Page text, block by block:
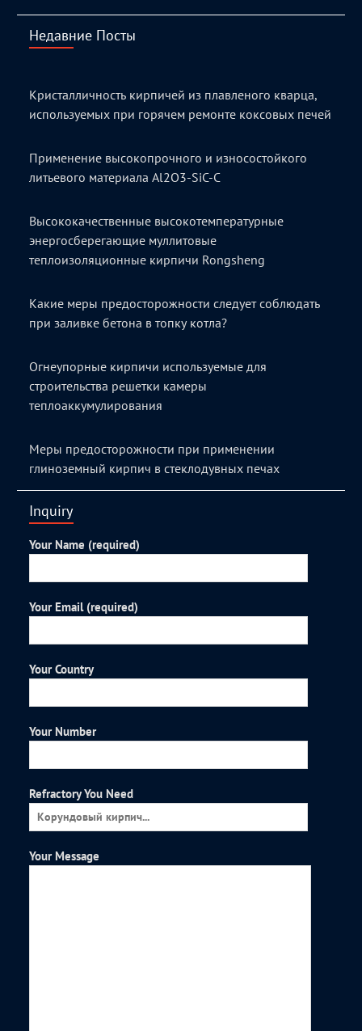
Недавние Посты
Кристалличность кирпичей из плавленого кварца,
используемых при горячем ремонте коксовых печей
Применение высокопрочного и износостойкого
литьевого материала Al2O3-SiC-C
Высококачественные высокотемпературные
энергосберегающие муллитовые
теплоизоляционные кирпичи Rongsheng
Какие меры предосторожности следует соблюдать
при заливке бетона в топку котла?
Огнеупорные кирпичи используемые для
строительства решетки камеры
теплоаккумулирования
Меры предосторожности при применении
глиноземный кирпич в стеклодувных печах
Inquiry
Your Name (required)
Your Email (required)
Your Country
Your Number
Refractory You Need
Your Message